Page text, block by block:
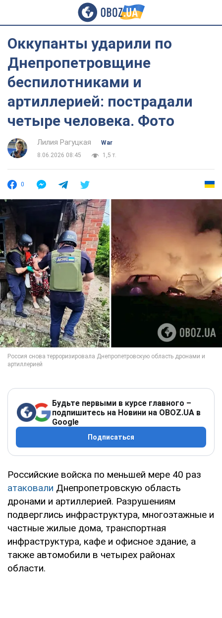
Оккупанты ударили по
Днепропетровщине
беспилотниками и
артиллерией: пострадали
четыре человека. Фото
Лилия Рагуцкая
War
8.06.2026 08:45
1,5 т.
0
Будьте первыми в курсе главного –
подпишитесь на Новини на OBOZ.UA в
Google
Подписаться
Российские войска по меньшей мере 40 раз
атаковали Днепропетровскую область
дронами и артиллерией. Разрушениям
подверглись инфраструктура, многоэтажные и
частные жилые дома, транспортная
инфраструктура, кафе и офисное здание, а
также автомобили в четырех районах
области.